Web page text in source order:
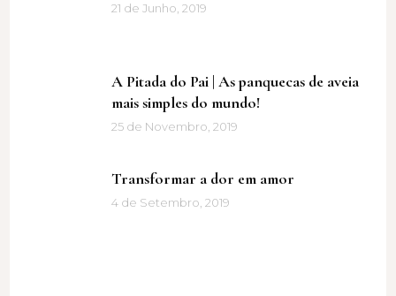
21 de Junho, 2019
A Pitada do Pai | As panquecas de aveia
mais simples do mundo!
25 de Novembro, 2019
Transformar a dor em amor
4 de Setembro, 2019